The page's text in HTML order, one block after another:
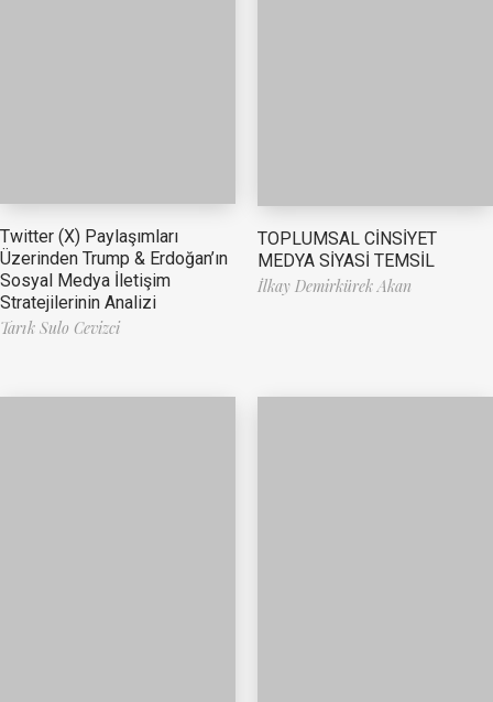
Twitter (X) Paylaşımları
Üzerinden Trump & Erdoğan’ın
Sosyal Medya İletişim
Stratejilerinin Analizi
Tarık Sulo Cevizci
TOPLUMSAL CİNSİYET
MEDYA SİYASİ TEMSİL
İlkay Demirkürek Akan